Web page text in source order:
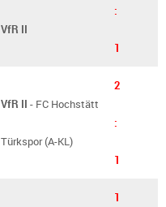
VfR II
:
1
VfR II - FC Hochstätt
Türkspor (A-KL)
2
:
1
1